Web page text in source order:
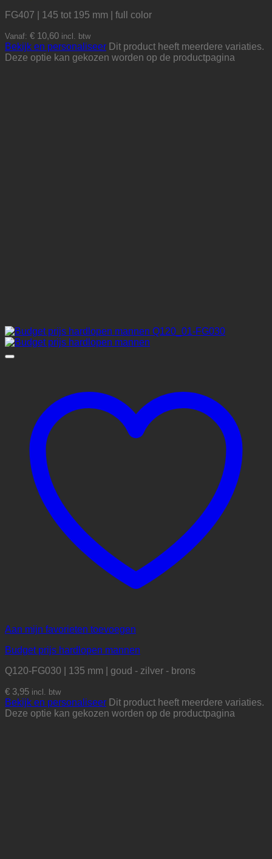
FG407 | 145 tot 195 mm | full color
Vanaf: € 10,60 incl. btw
Bekijk en personaliseer Dit product heeft meerdere variaties.
Deze optie kan gekozen worden op de productpagina
Aan mijn favorieten toevoegen
Budget prijs hardlopen mannen
Q120-FG030 | 135 mm | goud - zilver - brons
€ 3,95 incl. btw
Bekijk en personaliseer Dit product heeft meerdere variaties.
Deze optie kan gekozen worden op de productpagina